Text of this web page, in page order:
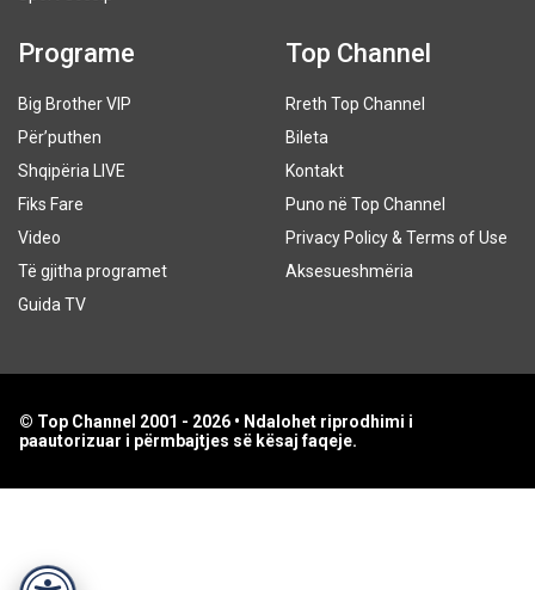
Programe
Big Brother VIP
Për’puthen
Shqipëria LIVE
Fiks Fare
Video
Të gjitha programet
Guida TV
Top Channel
Rreth Top Channel
Bileta
Kontakt
Puno në Top Channel
Privacy Policy & Terms of Use
Aksesueshmëria
© Top Channel 2001 - 2026 • Ndalohet riprodhimi i
paautorizuar i përmbajtjes së kësaj faqeje.